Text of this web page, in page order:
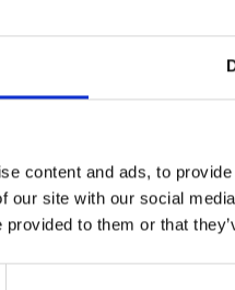
content and ads, to
our site with our social
provided to them or that